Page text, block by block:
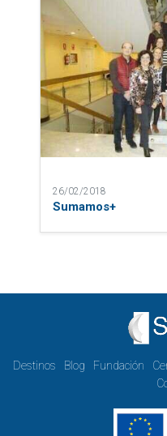
26/02/2018
Sumamos+
Destinos Blog Fundación